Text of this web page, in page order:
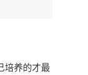
培养的才最